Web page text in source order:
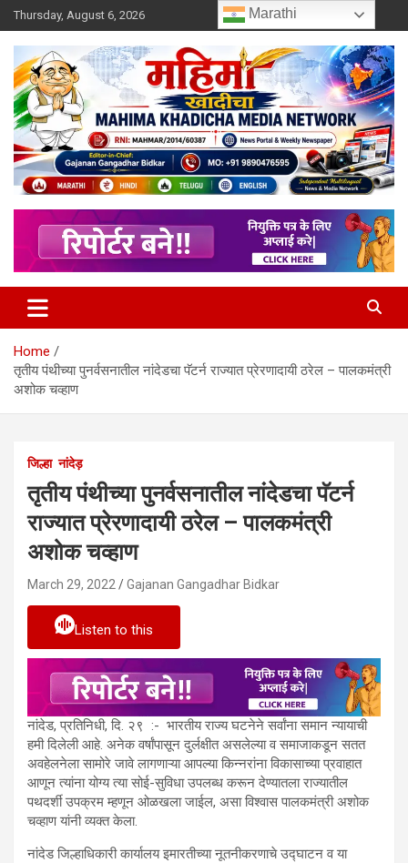
Skip
to
content
Thursday, August 6, 2026
Mahimakhadicha
Home
तृतीय पंथीच्या पुनर्वसनातील नांदेडचा पॅटर्न राज्यात प्रेरणादायी ठरेल – पालकमंत्री
अशोक चव्हाण
जिल्हा नांदेड़
तृतीय पंथीच्या पुनर्वसनातील नांदेडचा पॅटर्न
राज्यात प्रेरणादायी ठरेल – पालकमंत्री
अशोक चव्हाण
March 29, 2022 Gajanan Gangadhar Bidkar
Listen to this
नांदेड, प्रतिनिधी, दि. २९ :- भारतीय राज्य घटनेने सर्वांना समान न्यायाची
हमी दिलेली आहे. अनेक वर्षांपासून दुर्लक्षीत असलेल्या व समाजाकडून सतत
अवहेलनेला सामोरे जावे लागणाऱ्या आपल्या किन्नरांना विकासाच्या प्रवाहात
आणून त्यांना योग्य त्या सोई-सुविधा उपलब्ध करून देण्यातला राज्यातील
पथदर्शी उपक्रम म्हणून ओळखला जाईल, असा विश्वास पालकमंत्री अशोक
चव्हाण यांनी व्यक्त केला.
नांदेड जिल्हाधिकारी कार्यालय इमारतीच्या नूतनीकरणाचे उद्घाटन व या
Marathi